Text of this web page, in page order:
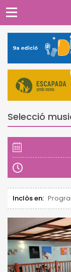
Selecció
Inclòs en: